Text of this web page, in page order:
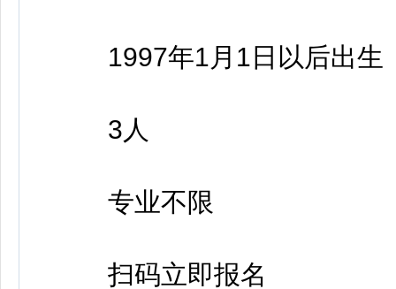
1997年1月1日以后出生
3人
专业不限
扫码立即报名